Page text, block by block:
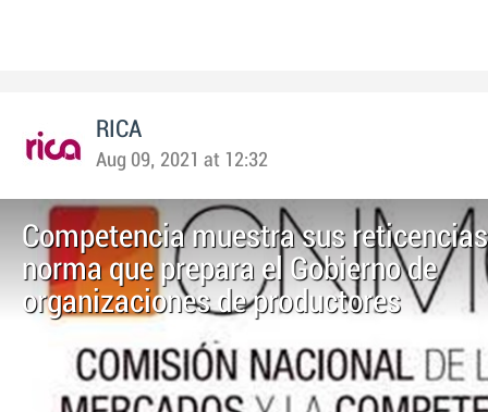
RICA
Aug 09, 2021 at 12:32
Competencia muestra sus
norma que prepara el Gobierno de
organizaciones de productores